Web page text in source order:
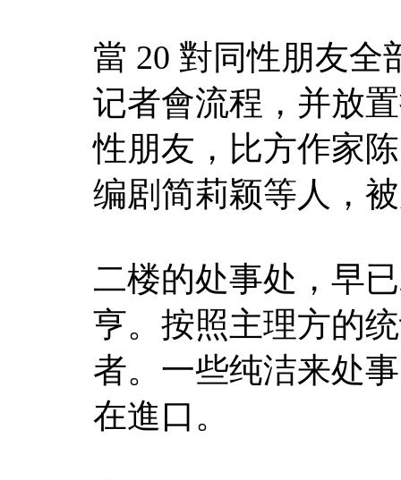
當 20 對同性朋友全
记者會流程，并放
性朋友，比方作家
编剧简莉颖等人，
二楼的处事处，早
亨。按照主理方的
者。一些纯洁来处
在進口。